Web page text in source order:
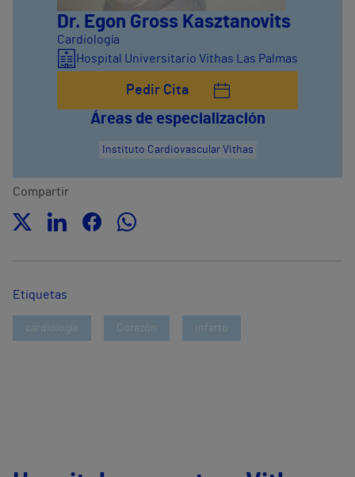
Dr. Egon Gross Kasztanovits
Cardiología
Hospital Universitario Vithas Las Palmas
Pedir Cita
Áreas de especialización
Instituto Cardiovascular Vithas
Compartir
Etiquetas
cardiología Corazón infarto